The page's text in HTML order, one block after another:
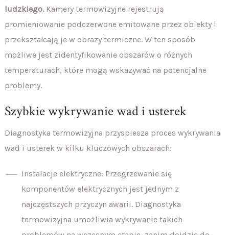
ludzkiego.Kamery termowizyjne rejestrują
promieniowanie podczerwone emitowane przez obiekty i
przekształcają je w obrazy termiczne. W ten sposób
możliwe jest zidentyfikowanie obszarów o różnych
temperaturach, które mogą wskazywać na potencjalne
problemy.
Szybkie wykrywanie wad i usterek
Diagnostyka termowizyjna przyspiesza proces wykrywania
wad i usterek w kilku kluczowych obszarach:
Instalacje elektryczne: Przegrzewanie się
komponentów elektrycznych jest jednym z
najczęstszych przyczyn awarii. Diagnostyka
termowizyjna umożliwia wykrywanie takich